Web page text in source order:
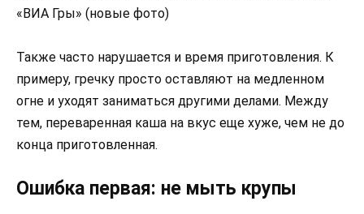
«ВИА Гры» (новые фото)
Также часто нарушается и время приготовления. К
примеру, гречку просто оставляют на медленном
огне и уходят заниматься другими делами. Между
тем, переваренная каша на вкус еще хуже, чем не до
конца приготовленная.
Ошибка первая: не мыть крупы